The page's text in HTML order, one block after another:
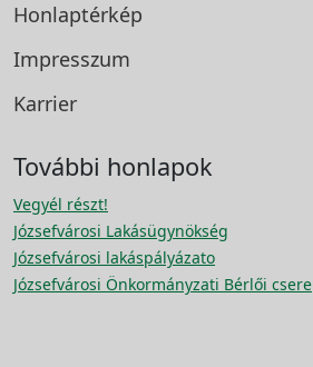
Honlaptérkép
Impresszum
Karrier
További honlapok
Vegyél részt!
Józsefvárosi Lakásügynökség
Józsefvárosi lakáspályázato
Józsefvárosi Önkormányzati Bérlői csere